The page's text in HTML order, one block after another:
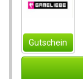
Gutschein